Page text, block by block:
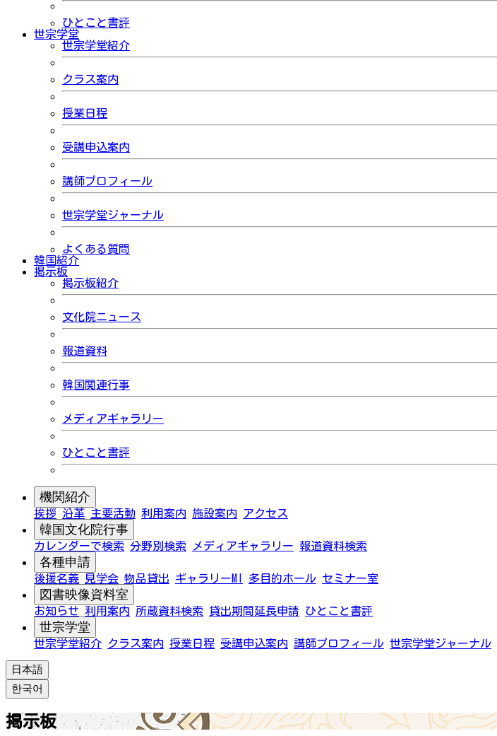
ひとこと書評
世宗学堂
世宗学堂紹介
クラス案内
授業日程
受講申込案内
講師プロフィール
世宗学堂ジャーナル
よくある質問
韓国紹介
掲示板
掲示板紹介
文化院ニュース
報道資料
韓国関連行事
メディアギャラリー
ひとこと書評
機関紹介
挨拶 沿革 主要活動 利用案内 施設案内 アクセス
韓国文化院行事
カレンダーで検索 分野別検索 メディアギャラリー 報道資料検索
各種申請
後援名義 見学会 物品貸出 ギャラリーMI 多目的ホール セミナー室
図書映像資料室
お知らせ 利用案内 所蔵資料検索 貸出期間延長申請 ひとこと書評
世宗学堂
世宗学堂紹介 クラス案内 授業日程 受講申込案内 講師プロフィール 世宗学堂ジャーナル
日本語
한국어
掲示板